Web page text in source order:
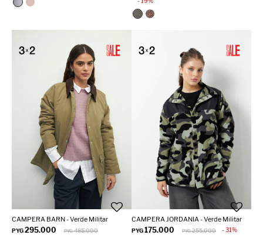
CAMPERA BARN - Verde Militar
PYG295.000 PYG 485.000
CAMPERA JORDANIA - Verde Militar
PYG175.000 PYG 255.000 31